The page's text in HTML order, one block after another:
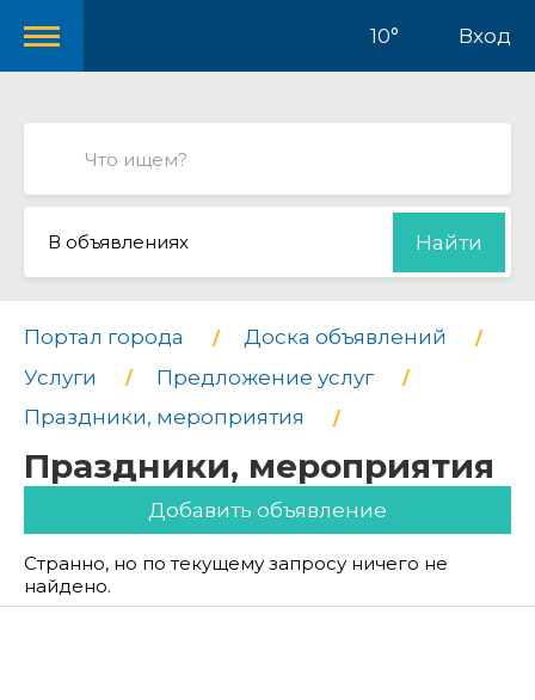
10° Вход
В объявлениях Найти
Портал города
Доска объявлений
Услуги
Предложение услуг
Праздники, мероприятия
Праздники, мероприятия
Добавить объявление
Странно, но по текущему запросу ничего не
найдено.